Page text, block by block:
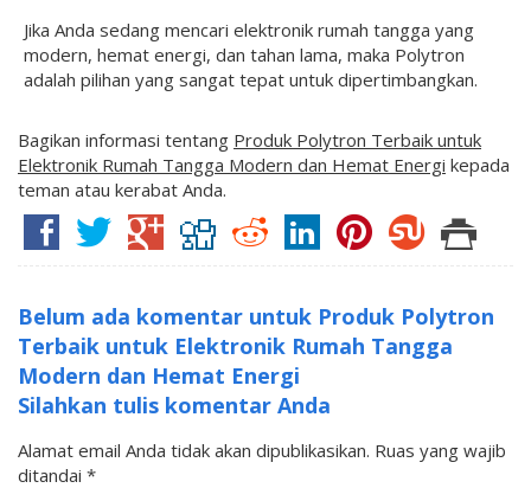
Jika Anda sedang mencari elektronik rumah tangga yang
modern, hemat energi, dan tahan lama, maka Polytron
adalah pilihan yang sangat tepat untuk dipertimbangkan.
Bagikan informasi tentang Produk Polytron Terbaik untuk
Elektronik Rumah Tangga Modern dan Hemat Energi kepada
teman atau kerabat Anda.
Belum ada komentar untuk Produk Polytron
Terbaik untuk Elektronik Rumah Tangga
Modern dan Hemat Energi
Silahkan tulis komentar Anda
Alamat email Anda tidak akan dipublikasikan. Ruas yang wajib
ditandai *